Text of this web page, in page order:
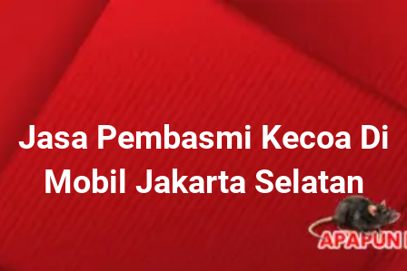
Jasa Pembasmi Kecoa Di
Mobil Jakarta Selatan